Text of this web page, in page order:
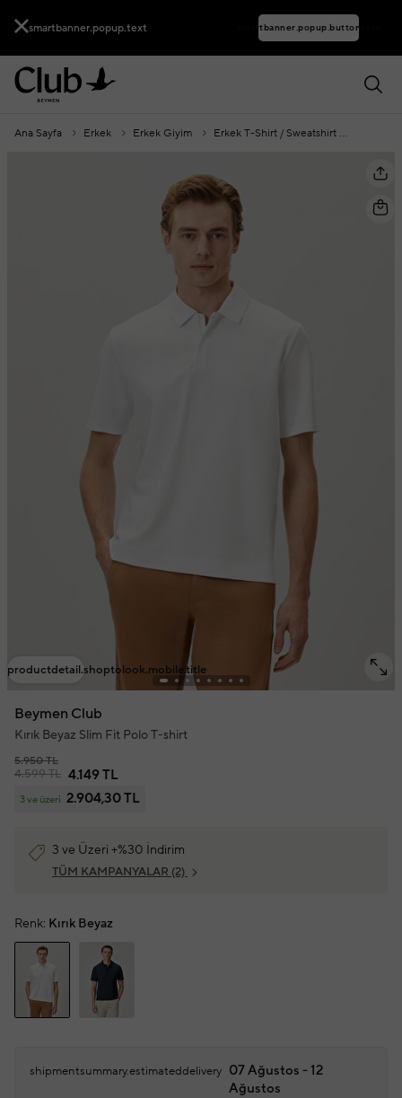
smartbanner.popup.text smartbanner.popup.buttontext
Ana Sayfa Erkek Erkek Giyim Erkek T-Shirt / Sweatshirt
productdetail.shoptolook.mobile.title
Beymen Club
Kırık Beyaz Slim Fit Polo T-shirt
5.950 TL
4.599 TL 4.149 TL
3 ve üzeri 2.904,30 TL
3 ve Üzeri +%30 İndirim
TÜM KAMPANYALAR (2)
Renk: Kırık Beyaz
shipmentsummary.estimateddelivery 07 Ağustos - 12
Ağustos